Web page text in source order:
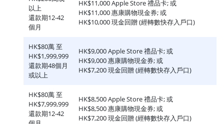
以上
還款期12-42
個月
HK$11,000 Apple Store 禮品卡; 或
HK$11,000 惠康購物現金券; 或
HK$10,000 現金回贈 (經轉數快存入戶口)
HK$80萬 至
HK$1,999,999
還款期48個月
或以上
HK$9,000 Apple Store 禮品卡; 或
HK$9,000 惠康購物現金券; 或
HK$7,200 現金回贈 (經轉數快存入戶口)
HK$80萬 至
HK$7,999,999
還款期12-42
HK$8,500 Apple Store 禮品卡; 或
HK$8,500 惠康購物現金券; 或
HK$7,200 現金回贈 (經轉數快存入戶口)